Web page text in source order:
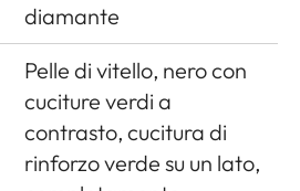
diamante
Pelle di vitello, nero con
cuciture verdi a
contrasto, cucitura di
rinforzo verde su un lato,